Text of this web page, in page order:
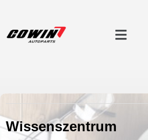
Wissenszentrum